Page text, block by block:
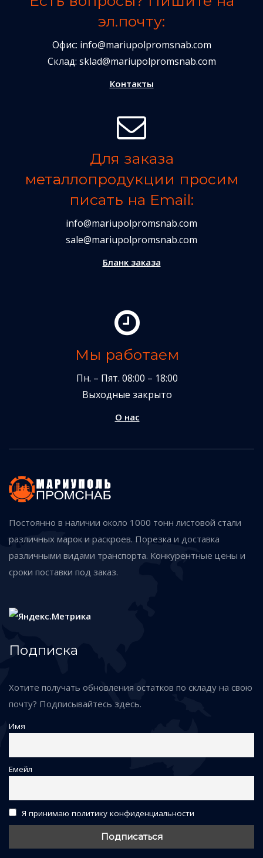
эл.почту:
Офис: info@mariupolpromsnab.com
Склад: sklad@mariupolpromsnab.com
Контакты
Для заказа
металлопродукции просим
писать на Email:
info@mariupolpromsnab.com
sale@mariupolpromsnab.com
Бланк заказа
Мы работаем
Пн. – Пят. 08:00 – 18:00
Выходные закрыто
О нас
Постоянно в наличии около 1000 тонн листовой стали
различных марок и раскроев. Порезка и доставка
различными видами транспорта. Конкурентные цены и
сроки поставки под заказ.
Подписка
Хотите получать обновления остатков по складу на свою
почту? Подписывайтесь здесь.
Имя
Емейл
Я принимаю политику конфиденциальности